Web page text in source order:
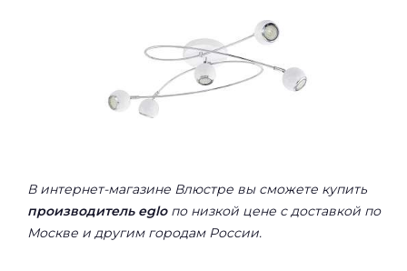
В интернет-магазине Влюстре вы сможете купить
производитель egloпо низкой цене с доставкой по
Москве и другим городам России.